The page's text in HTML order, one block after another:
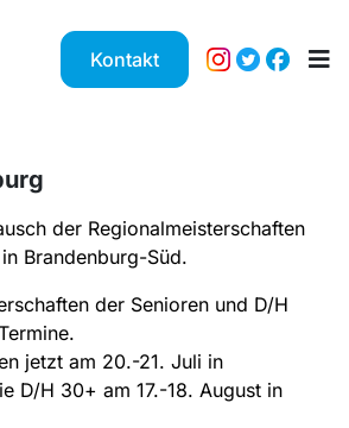
Kontakt
der Regionalmeisterschaften
Brandenburg-Süd.
der Senioren und D/H
jetzt am 20.-21. Juli in
D/H 30+ am 17.-18. August in